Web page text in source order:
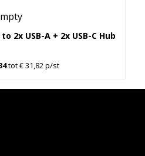
2x USB-A + 2x USB-C Hub
tot € 31,82 p/st